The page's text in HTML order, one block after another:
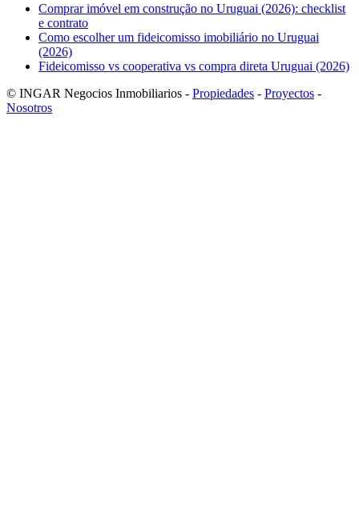
Comprar imóvel em construção no Uruguai (2026): checklist
e contrato
Como escolher um fideicomisso imobiliário no Uruguai
(2026)
Fideicomisso vs cooperativa vs compra direta Uruguai (2026)
© INGAR Negocios Inmobiliarios - Propiedades - Proyectos -
Nosotros